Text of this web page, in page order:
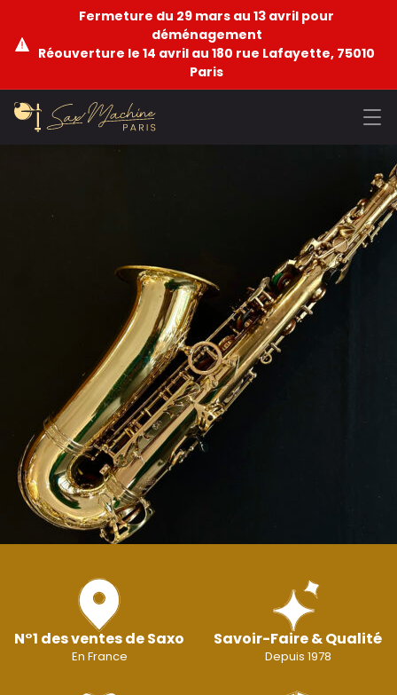
Fermeture du 29 mars au 13 avril pour
déménagement
Réouverture le 14 avril au 180 rue Lafayette, 75010
Paris
N°1 des ventes de Saxo
En France
Savoir-Faire & Qualité
Depuis 1978